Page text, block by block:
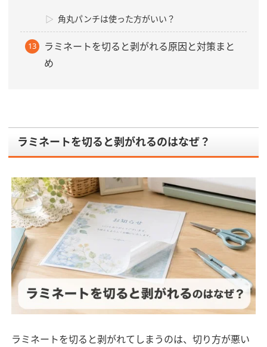
角丸パンチは使った方がいい？
ラミネートを切ると剥がれる原因と対策まと
め
ラミネートを切ると剥がれるのはなぜ？
ラミネートを切ると剥がれてしまうのは、切り方が悪い